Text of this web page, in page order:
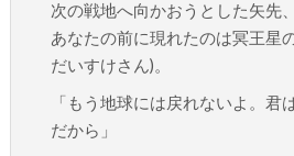
次の戦地へ向かおうとした矢先、
あなたの前に現れたのは冥王星
だいすけさん)。
「もう地球には戻れないよ。君
だから」